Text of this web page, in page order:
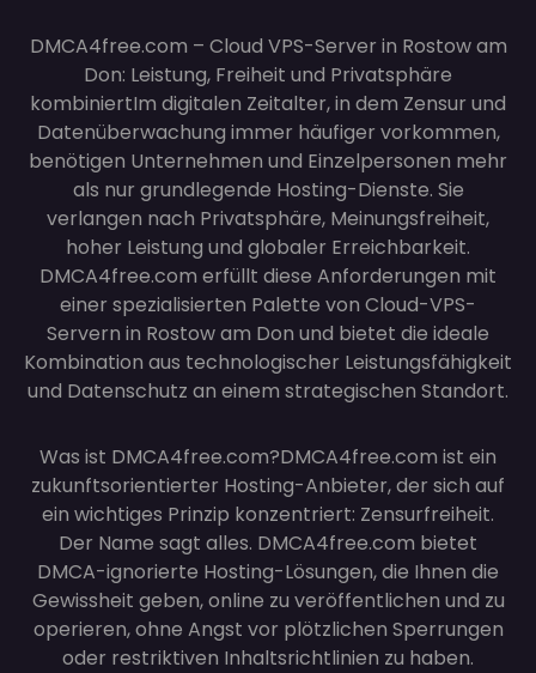
DMCA4free.com – Cloud VPS-Server in Rostow am
Don: Leistung, Freiheit und Privatsphäre
kombiniertIm digitalen Zeitalter, in dem Zensur und
Datenüberwachung immer häufiger vorkommen,
benötigen Unternehmen und Einzelpersonen mehr
als nur grundlegende Hosting-Dienste. Sie
verlangen nach Privatsphäre, Meinungsfreiheit,
hoher Leistung und globaler Erreichbarkeit.
DMCA4free.com erfüllt diese Anforderungen mit
einer spezialisierten Palette von Cloud-VPS-
Servern in Rostow am Don und bietet die ideale
Kombination aus technologischer Leistungsfähigkeit
und Datenschutz an einem strategischen Standort.
Was ist DMCA4free.com?DMCA4free.com ist ein
zukunftsorientierter Hosting-Anbieter, der sich auf
ein wichtiges Prinzip konzentriert: Zensurfreiheit.
Der Name sagt alles. DMCA4free.com bietet
DMCA-ignorierte Hosting-Lösungen, die Ihnen die
Gewissheit geben, online zu veröffentlichen und zu
operieren, ohne Angst vor plötzlichen Sperrungen
oder restriktiven Inhaltsrichtlinien zu haben.